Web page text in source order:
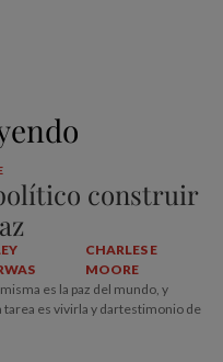
construir
CHARLES E
MOORE
es la paz del mundo, y
tarea es vivirla y dartestimonio de